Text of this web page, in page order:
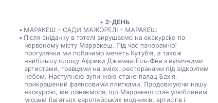
2-ДЕНЬ
МАРАКЕШ – САДИ МАЖОРЕЛІ – МАРАКЕШ
Після сніданку в готелі вирушаємо на екскурсію по
червоному місту Марракеш. Під час панорамної
прогулянки ми побачимо мечеть Кутубія, а також
найбільшу площу Африки Джемаа-Ель-Фна з вуличними
артистами, гравцями на зміях, ресторанами під відкритим
небом. Наступною зупинкою стане палац Бахія,
прикрашений фаянсовими плитками. Продовжуючи нашу
екскурсію, ми дізнаємося, що Марракеш став улюбленим
місцем багатьох європейських модників, артистів і